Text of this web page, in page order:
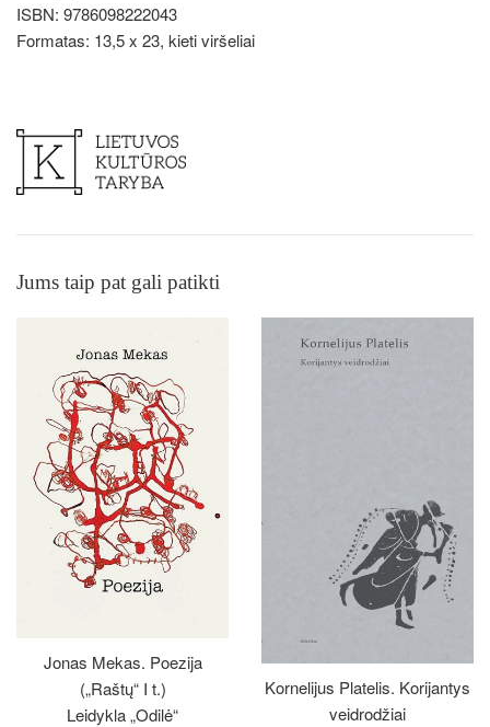
ISBN: 9786098222043
Formatas: 13,5 x 23, kieti viršeliai
Jums taip pat gali patikti
Jonas Mekas. Poezija
(„Raštų“ I t.)
Leidykla „Odilė“
Kornelijus Platelis. Korijantys
veidrodžiai